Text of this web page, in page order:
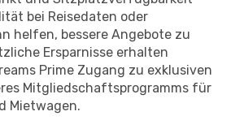
bei Reisedaten oder
helfen, bessere Angebote zu
Ersparnisse erhalten
Prime Zugang zu exklusiven
Mitgliedschaftsprogramms für
Mietwagen.